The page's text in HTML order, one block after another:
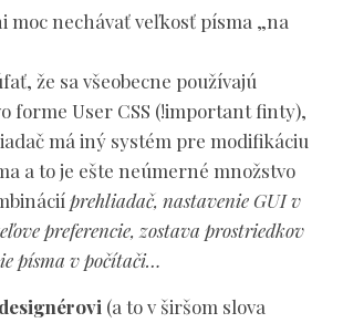
moc nechávať veľkosť písma „na
že sa všeobecne používajú
forme User CSS (!important finty),
má iný systém pre modifikáciu
a to je ešte neúmerné množstvo
prehliadač, nastavenie GUI v
preferencie, zostava prostriedkov
písma v počítači…
(a to v širšom slova